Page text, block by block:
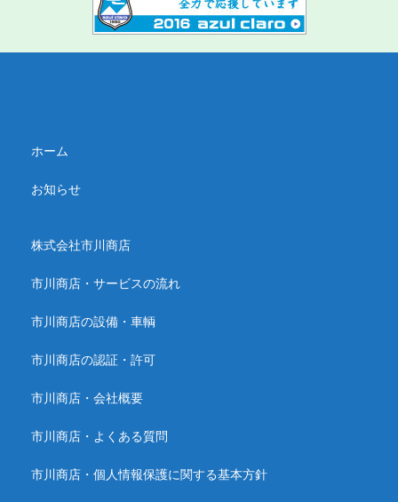
ホーム
お知らせ
株式会社市川商店
市川商店・サービスの流れ
市川商店の設備・車輌
市川商店の認証・許可
市川商店・会社概要
市川商店・よくある質問
市川商店・個人情報保護に関する基本方針